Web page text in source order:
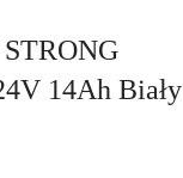
14Ah Biały